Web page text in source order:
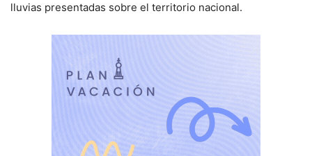
lluvias presentadas sobre el territorio nacional.